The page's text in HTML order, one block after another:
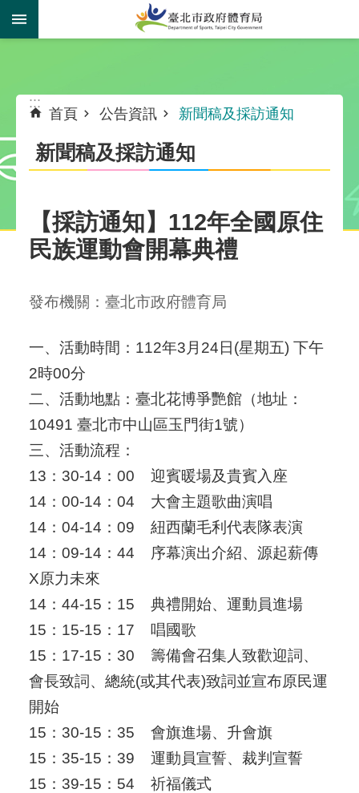
跳到主要內容區塊
:::
首頁 公告資訊 新聞稿及採訪通知
新聞稿及採訪通知
【採訪通知】112年全國原住
民族運動會開幕典禮
發布機關：臺北市政府體育局
一、活動時間：112年3月24日(星期五) 下午
2時00分
二、活動地點：臺北花博爭艷館（地址：
10491 臺北市中山區玉門街1號）
三、活動流程：
13：30-14：00
迎賓暖場及貴賓入座
14：00-14：04
大會主題歌曲演唱
14：04-14：09
紐西蘭毛利代表隊表演
14：09-14：44
序幕演出介紹、源起薪傳
X原力未來
14：44-15：15
典禮開始、運動員進場
15：15-15：17
唱國歌
15：17-15：30
籌備會召集人致歡迎詞、
會長致詞、總統(或其代表)致詞並宣布原民運
開始
15：30-15：35
會旗進場、升會旗
15：35-15：39
運動員宣誓、裁判宣誓
15：39-15：54
祈福儀式